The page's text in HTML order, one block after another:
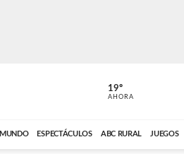
ABC CARDINAL
19º
AHORA
MUNDO ESPECTÁCULOS ABC RURAL JUEGOS